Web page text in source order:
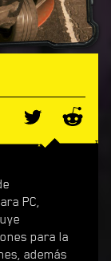
PC,
para la
además